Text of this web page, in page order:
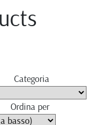
Categoria
Ordina per